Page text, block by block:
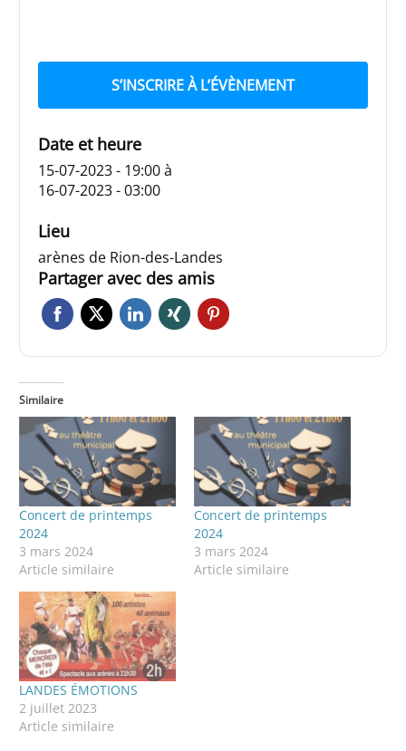
S’INSCRIRE À L’ÉVÈNEMENT
Date et heure
15-07-2023 - 19:00à
16-07-2023 - 03:00
Lieu
arènes de Rion-des-Landes
Partager avec des amis
Similaire
Concert de printemps
2024
3 mars 2024
Article similaire
Concert de printemps
2024
3 mars 2024
Article similaire
LANDES ÉMOTIONS
2 juillet 2023
Article similaire